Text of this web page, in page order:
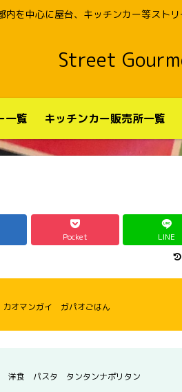
内を中心に屋台、キッチンカー等スト
Street
一覧 キッチンカー販売所一覧
Pocket LINE
オマンガイ ガパオごはん
洋食 パスタ タンタンナポリタン